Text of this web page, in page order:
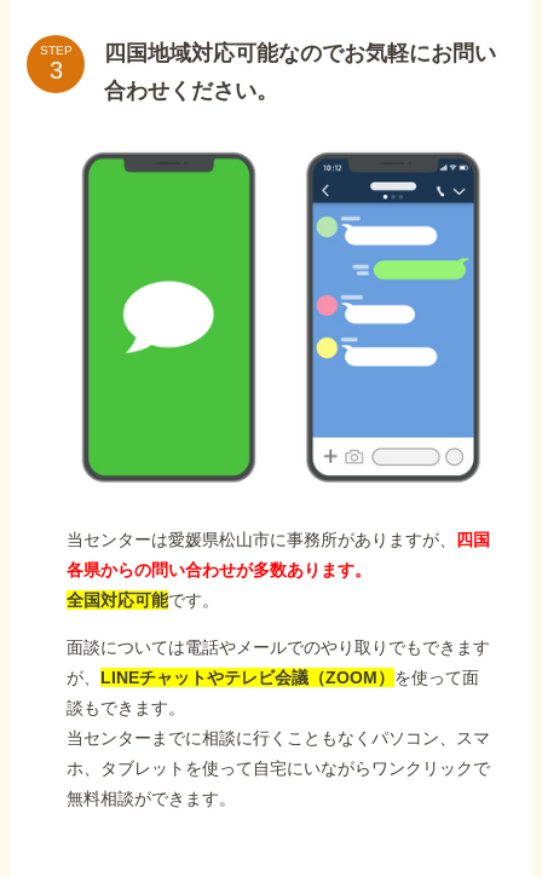
STEP
四国地域対応可能なのでお気軽にお問い
合わせください。
当センターは愛媛県松山市に事務所がありますが、 四国
各県からの問い合わせが多数あります。
全国対応可能です。
面談については電話やメールでのやり取りでもできます
が、 LINEチャットやテレビ会議（ZOOM） を使って面
談もできます。
当センターまでに相談に行くこともなくパソコン、スマ
ホ、タブレットを使って自宅にいながらワンクリックで
無料相談ができます。